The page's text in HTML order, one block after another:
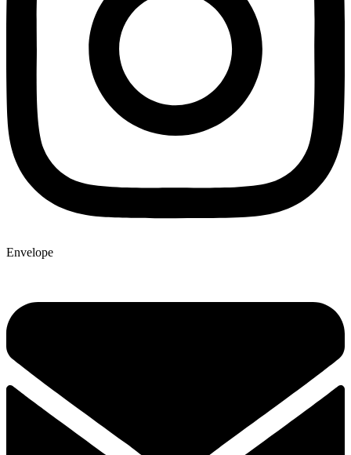
Envelope